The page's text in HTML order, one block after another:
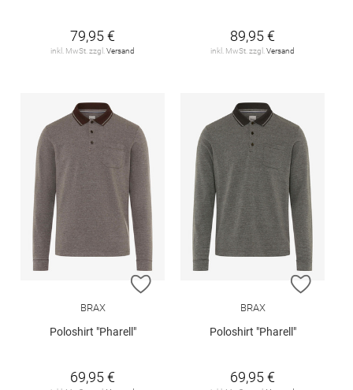
79,95 €
inkl. MwSt. zzgl. Versand
89,95 €
inkl. MwSt. zzgl. Versand
ZUR WUNSCHLISTE HINZUFÜGEN
BRAX
Poloshirt "Pharell"
69,95 €
ZUR
BRAX
Poloshirt "Pharell"
69,95 €